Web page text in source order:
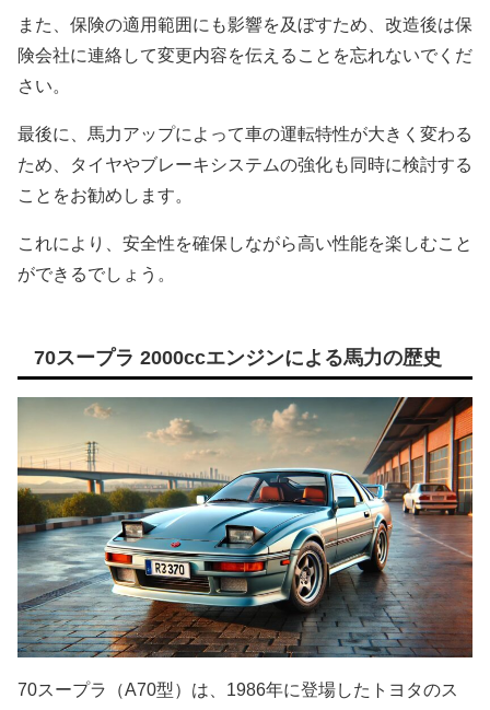
また、保険の適用範囲にも影響を及ぼすため、改造後は保
険会社に連絡して変更内容を伝えることを忘れないでくだ
さい。
最後に、馬力アップによって車の運転特性が大きく変わる
ため、タイヤやブレーキシステムの強化も同時に検討する
ことをお勧めします。
これにより、安全性を確保しながら高い性能を楽しむこと
ができるでしょう。
70スープラ 2000ccエンジンによる馬力の歴史
70スープラ（A70型）は、1986年に登場したトヨタのス